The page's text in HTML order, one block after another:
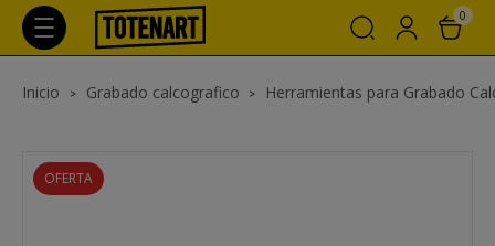
0
Inicio Grabado calcografico Herramientas para Grabado
OFERTA